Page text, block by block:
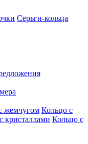
Серьги-кольца
жемчугом Кольцо с
кристаллами Кольцо с